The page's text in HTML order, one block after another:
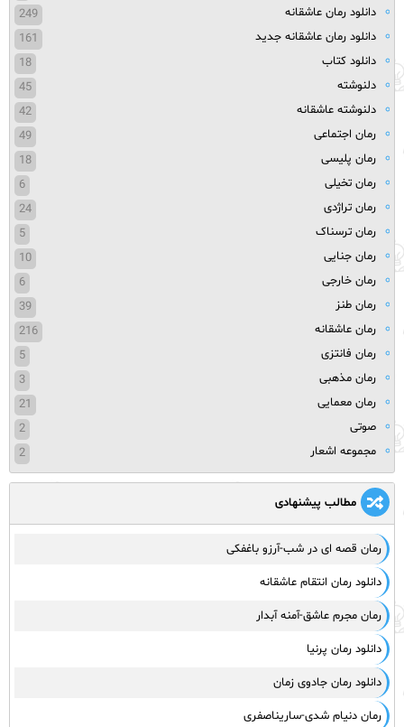
دانلود رمان عاشقانه
249
دانلود رمان عاشقانه جدید
161
دانلود کتاب
18
دلنوشته
45
دلنوشته عاشقانه
42
رمان اجتماعی
49
رمان پلیسی
18
رمان تخیلی
6
رمان تراژدی
24
رمان ترسناک
5
رمان جنایی
10
رمان خارجی
6
رمان طنز
39
رمان عاشقانه
216
رمان فانتزی
5
رمان مذهبی
3
رمان معمایی
21
صوتی
2
مجموعه اشعار
2
مطالب پیشنهادی
رمان قصه ای در شب-آرزو باغفکی
دانلود رمان انتقام عاشقانه
رمان مجرم عاشق-آمنه آبدار
دانلود رمان پرنیا
دانلود رمان جادوی زمان
رمان دنیام شدی-ساریناصفری